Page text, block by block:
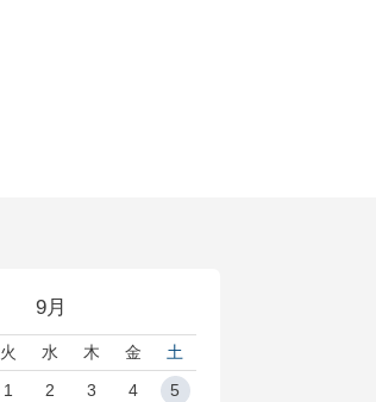
9月
火 水 木 金
土
1
2 3 4 5